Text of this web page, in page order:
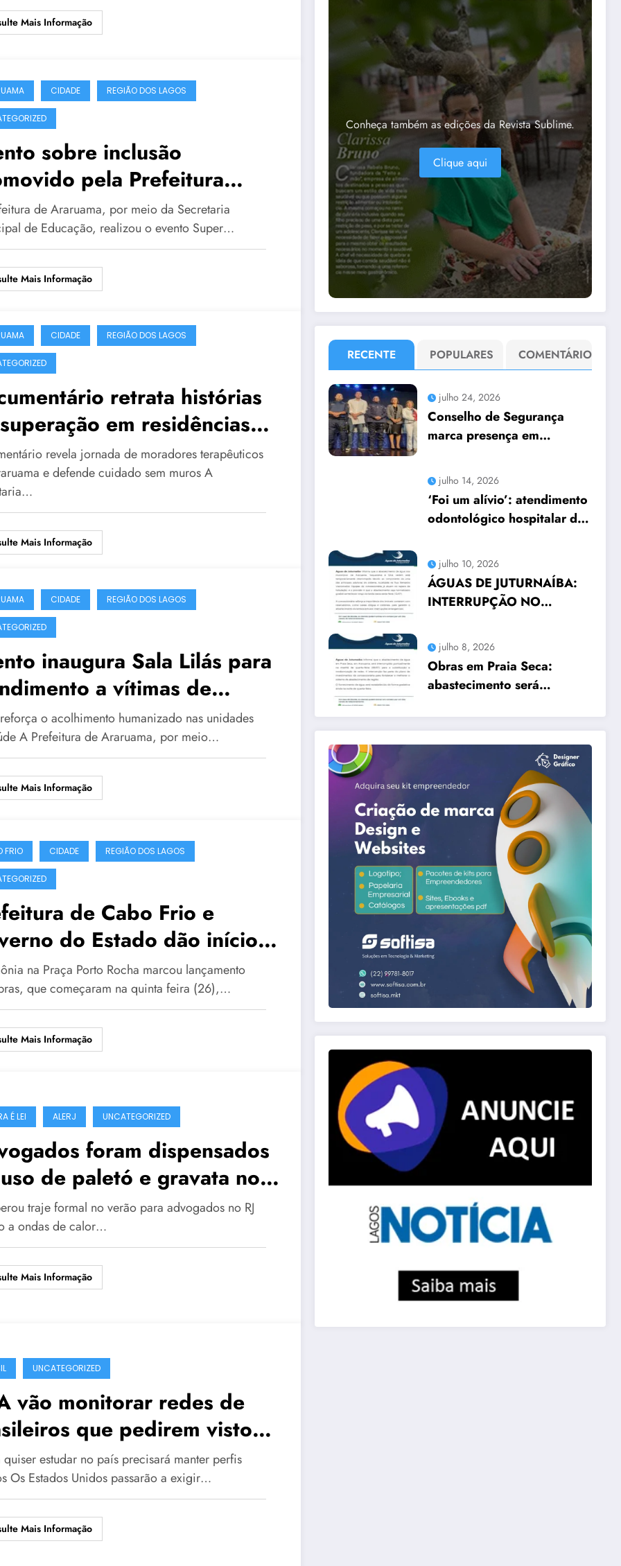
Mais Informação
CIDADE REGIÃO DOS LAGOS
sobre inclusão
pela Prefeitura
600 pessoas no Centro
de Araruama, por meio da Secretaria
de Educação, realizou o evento Super…
Mais Informação
CIDADE REGIÃO DOS LAGOS
retrata histórias
em residências
de Araruama
revela jornada de moradores terapêuticos
e defende cuidado sem muros A
Mais Informação
CIDADE REGIÃO DOS LAGOS
inaugura Sala Lilás para
a vítimas de
em Araruama
o acolhimento humanizado nas unidades
A Prefeitura de Araruama, por meio…
Mais Informação
FRIO CIDADE REGIÃO DOS LAGOS
de Cabo Frio e
do Estado dão início à
do Centro da
na Praça Porto Rocha marcou lançamento
que começaram na quinta feira (26),…
Mais Informação
É LEI ALERJ UNCATEGORIZED
foram dispensados
de paletó e gravata no
traje formal no verão para advogados no RJ
a ondas de calor…
Mais Informação
UNCATEGORIZED
vão monitorar redes de
que pedirem visto
quiser estudar no país precisará manter perfis
Os Estados Unidos passarão a exigir…
Mais Informação
Conheça também as edições da Revista Sublime.
Clique aqui
RECENTE POPULARES COMENTÁRIO
julho 24, 2026
Conselho de Segurança
marca presença em
Municipal
julho 14, 2026
‘Foi um alívio’: atendimento
odontológico hospitalar da
transforma rotina de
famílias atípicas
julho 10, 2026
ÁGUAS DE JUTURNAÍBA:
INTERRUPÇÃO NO
TRÊS CIDADES
julho 8, 2026
Obras em Praia Seca:
abastecimento será